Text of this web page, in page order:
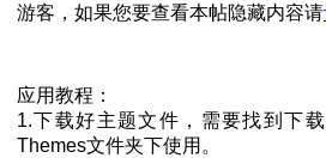
游客，如果您要查看本帖隐藏内容请
应用教程：
1.下载好主题文件，需要找到下
Themes文件夹下使用。